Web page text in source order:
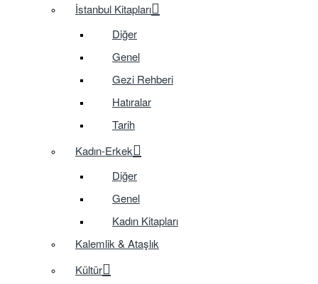
İstanbul Kitapları
Diğer
Genel
Gezi Rehberi
Hatıralar
Tarih
Kadın-Erkek
Diğer
Genel
Kadın Kitapları
Kalemlik & Ataşlık
Kültür